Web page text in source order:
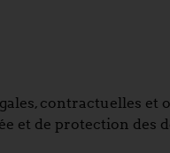
contractuelles et
et de protection des